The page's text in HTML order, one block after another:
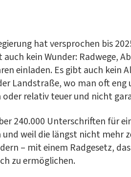
hat ver­spro­chen bis
auch kein Wun­der:
ein­la­den. Es gibt auch kein
Land­stra­ße, wo man oft
rela­tiv teu­er und nicht
240.000 Unter­schrif­ten für
weil die längst nicht
– mit einem Rad­ge­setz,
zu ermöglichen.